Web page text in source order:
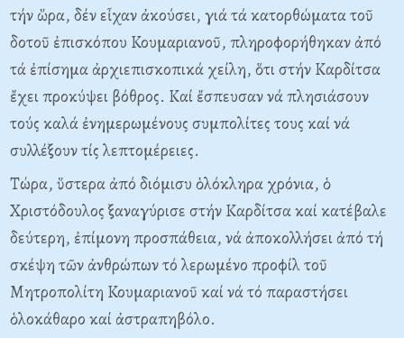
τήν ὥρα, δέν εἶχαν ἀκούσει, γιά τά κατορθώματα τοῦ
δοτοῦ ἐπισκόπου Κουμαριανοῦ, πληροφορήθηκαν ἀπό
τά ἐπίσημα ἀρχιεπισκοπικά χείλη, ὅτι στήν Καρδίτσα
ἔχει προκύψει βόθρος. Καί ἔσπευσαν νά πλησιάσουν
τούς καλά ἐνημερωμένους συμπολίτες τους καί νά
συλλέξουν τίς λεπτομέρειες.
Τώρα, ὕστερα ἀπό διόμισυ ὁλόκληρα χρόνια, ὁ
Χριστόδουλος ξαναγύρισε στήν Καρδίτσα καί κατέβαλε
δεύτερη, ἐπίμονη προσπάθεια, νά ἀποκολλήσει ἀπό τή
σκέψη τῶν ἀνθρώπων τό λερωμένο προφίλ τοῦ
Μητροπολίτη Κουμαριανοῦ καί νά τό παραστήσει
ὁλοκάθαρο καί ἀστραπηβόλο.